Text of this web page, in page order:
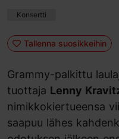
Konsertti
Tallenna suosikkeihin
Grammy-palkittu
tuottaja Lenny
nimikkokiertueensa
saapuu lähes